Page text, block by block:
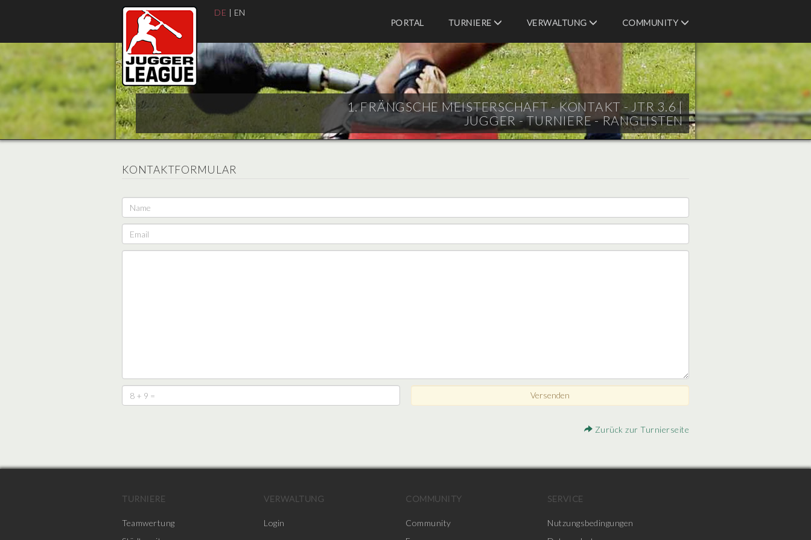
DE | EN
PORTAL
TURNIERE VERWALTUNG COMMUNITY
1. FRÄNGSCHE MEISTERSCHAFT - KONTAKT - JTR 3.6 |
JUGGER - TURNIERE - RANGLISTEN
KONTAKTFORMULAR
Zurück zur Turnierseite
TURNIERE
Teamwertung
VERWALTUNG
Login
COMMUNITY
Community
SERVICE
Nutzungsbedingungen